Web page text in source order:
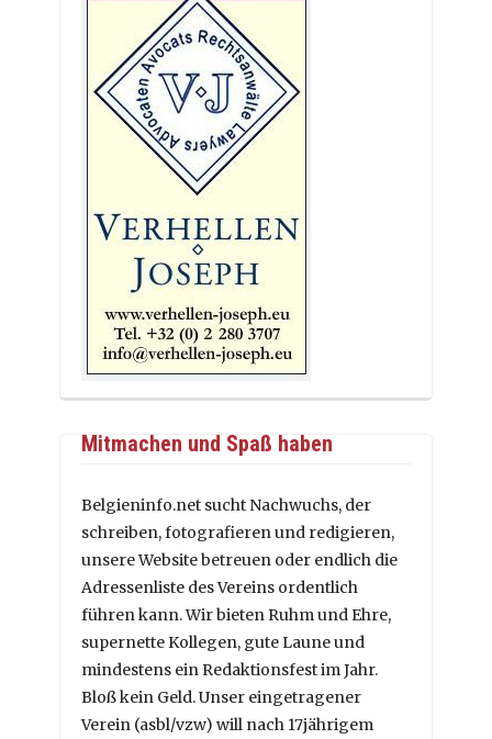
Mitmachen und Spaß haben
Belgieninfo.net sucht Nachwuchs, der
schreiben, fotografieren und redigieren,
unsere Website betreuen oder endlich die
Adressenliste des Vereins ordentlich
führen kann. Wir bieten Ruhm und Ehre,
supernette Kollegen, gute Laune und
mindestens ein Redaktionsfest im Jahr.
Bloß kein Geld. Unser eingetragener
Verein (asbl/vzw) will nach 17jährigem